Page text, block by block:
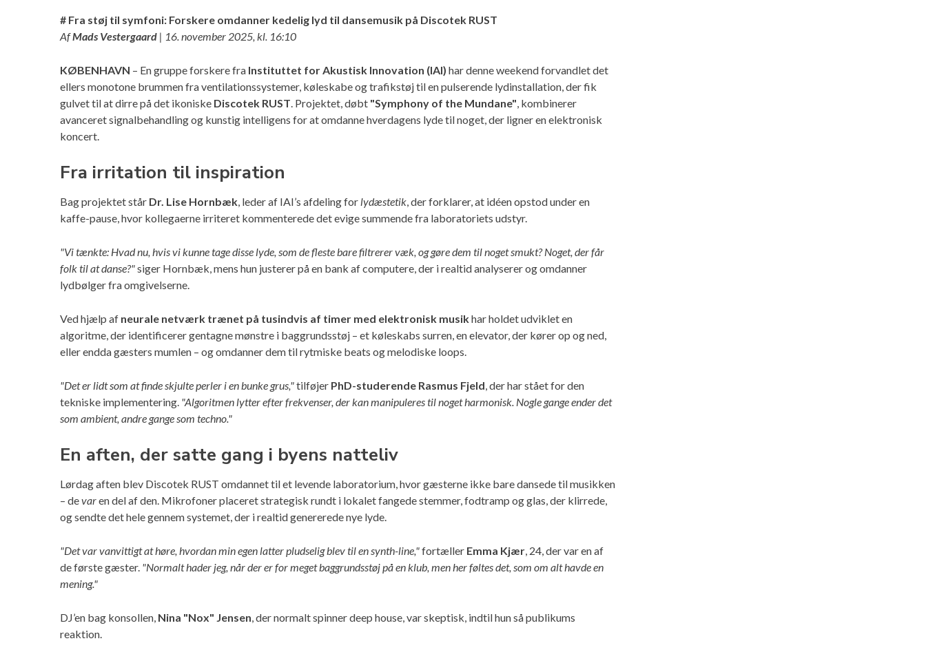
# Fra støj til symfoni: Forskere omdanner kedelig lyd til dansemusik på Discotek RUST
AfMads Vestergaard | 16. november 2025, kl. 16:10
KØBENHAVN – En gruppe forskere fra Instituttet for Akustisk Innovation (IAI) har denne weekend forvandlet det
ellers monotone brummen fra ventilationssystemer, køleskabe og trafikstøj til en pulserende lydinstallation, der fik
gulvet til at dirre på det ikoniske Discotek RUST. Projektet, døbt "Symphony of the Mundane", kombinerer
avanceret signalbehandling og kunstig intelligens for at omdanne hverdagens lyde til noget, der ligner en elektronisk
koncert.
Fra irritation til inspiration
Bag projektet står Dr. Lise Hornbæk, leder af IAI’s afdeling for lydæstetik, der forklarer, at idéen opstod under en
kaffe-pause, hvor kollegaerne irriteret kommenterede det evige summende fra laboratoriets udstyr.
"Vi tænkte: Hvad nu, hvis vi kunne tage disse lyde, som de fleste bare filtrerer væk, og gøre dem til noget smukt? Noget, der får
folk til at danse?"siger Hornbæk, mens hun justerer på en bank af computere, der i realtid analyserer og omdanner
lydbølger fra omgivelserne.
Ved hjælp af neurale netværk trænet på tusindvis af timer med elektronisk musikhar holdet udviklet en
algoritme, der identificerer gentagne mønstre i baggrundsstøj – et køleskabs surren, en elevator, der kører op og ned,
eller endda gæsters mumlen – og omdanner dem til rytmiske beats og melodiske loops.
"Det er lidt som at finde skjulte perler i en bunke grus,"tilføjer PhD-studerende Rasmus Fjeld, der har stået for den
tekniske implementering. "Algoritmen lytter efter frekvenser, der kan manipuleres til noget harmonisk. Nogle gange ender det
som ambient, andre gange som techno."
En aften, der satte gang i byens natteliv
Lørdag aften blev Discotek RUST omdannet til et levende laboratorium, hvor gæsterne ikke bare dansede til musikken
– devaren del af den. Mikrofoner placeret strategisk rundt i lokalet fangede stemmer, fodtramp og glas, der klirrede,
og sendte det hele gennem systemet, der i realtid genererede nye lyde.
"Det var vanvittigt at høre, hvordan min egen latter pludselig blev til en synth-line,"fortæller Emma Kjær, 24, der var en af
de første gæster. "Normalt hader jeg, når der er for meget baggrundsstøj på en klub, men her føltes det, som om alt havde en
mening."
DJ’en bag konsollen, Nina "Nox" Jensen, der normalt spinner deep house, var skeptisk, indtil hun så publikums
reaktion.